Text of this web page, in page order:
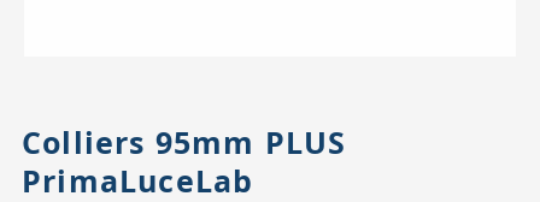
Colliers 95mm PLUS
PrimaLuceLab